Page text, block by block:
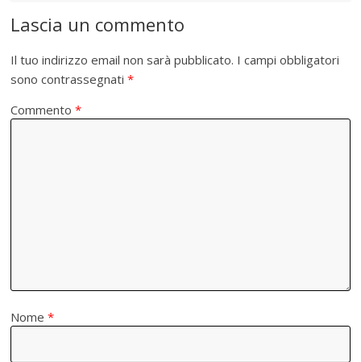
Lascia un commento
Il tuo indirizzo email non sarà pubblicato. I campi obbligatori
sono contrassegnati*
Commento*
Nome*